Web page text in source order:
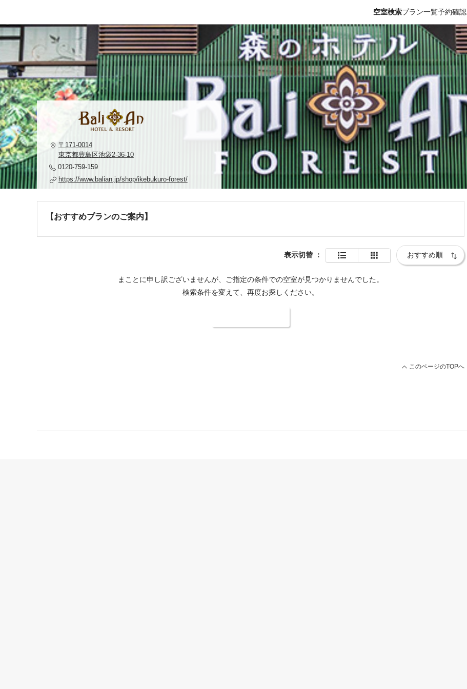
空室検索プラン一覧予約確認
〒171-0014
東京都豊島区池袋2-36-10
0120-759-159
https://www.balian.jp/shop/ikebukuro-forest/
【おすすめプランのご案内】
表示切替 ：
まことに申し訳ございませんが、ご指定の条件での空室が見つかりませんでした。
検索条件を変えて、再度お探しください。
このページのTOPへ